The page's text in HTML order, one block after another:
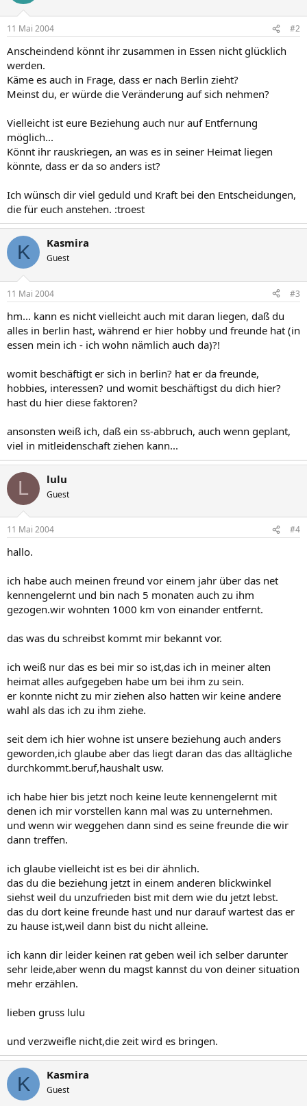
11 Mai 2004 #2
Anscheindend könnt ihr zusammen in Essen nicht glücklich
werden.
Käme es auch in Frage, dass er nach Berlin zieht?
Meinst du, er würde die Veränderung auf sich nehmen?
Vielleicht ist eure Beziehung auch nur auf Entfernung
möglich...
Könnt ihr rauskriegen, an was es in seiner Heimat liegen
könnte, dass er da so anders ist?
Ich wünsch dir viel geduld und Kraft bei den Entscheidungen,
die für euch anstehen. :troest
K Kasmira
Guest
11 Mai 2004 #3
hm... kann es nicht vielleicht auch mit daran liegen, daß du
alles in berlin hast, während er hier hobby und freunde hat (in
essen mein ich - ich wohn nämlich auch da)?!
womit beschäftigt er sich in berlin? hat er da freunde,
hobbies, interessen? und womit beschäftigst du dich hier?
hast du hier diese faktoren?
ansonsten weiß ich, daß ein ss-abbruch, auch wenn geplant,
viel in mitleidenschaft ziehen kann...
L lulu
Guest
11 Mai 2004 #4
hallo.
ich habe auch meinen freund vor einem jahr über das net
kennengelernt und bin nach 5 monaten auch zu ihm
gezogen.wir wohnten 1000 km von einander entfernt.
das was du schreibst kommt mir bekannt vor.
ich weiß nur das es bei mir so ist,das ich in meiner alten
heimat alles aufgegeben habe um bei ihm zu sein.
er konnte nicht zu mir ziehen also hatten wir keine andere
wahl als das ich zu ihm ziehe.
seit dem ich hier wohne ist unsere beziehung auch anders
geworden,ich glaube aber das liegt daran das das alltägliche
durchkommt.beruf,haushalt usw.
ich habe hier bis jetzt noch keine leute kennengelernt mit
denen ich mir vorstellen kann mal was zu unternehmen.
und wenn wir weggehen dann sind es seine freunde die wir
dann treffen.
ich glaube vielleicht ist es bei dir ähnlich.
das du die beziehung jetzt in einem anderen blickwinkel
siehst weil du unzufrieden bist mit dem wie du jetzt lebst.
das du dort keine freunde hast und nur darauf wartest das er
zu hause ist,weil dann bist du nicht alleine.
ich kann dir leider keinen rat geben weil ich selber darunter
sehr leide,aber wenn du magst kannst du von deiner situation
mehr erzählen.
lieben gruss lulu
und verzweifle nicht,die zeit wird es bringen.
K Kasmira
Guest